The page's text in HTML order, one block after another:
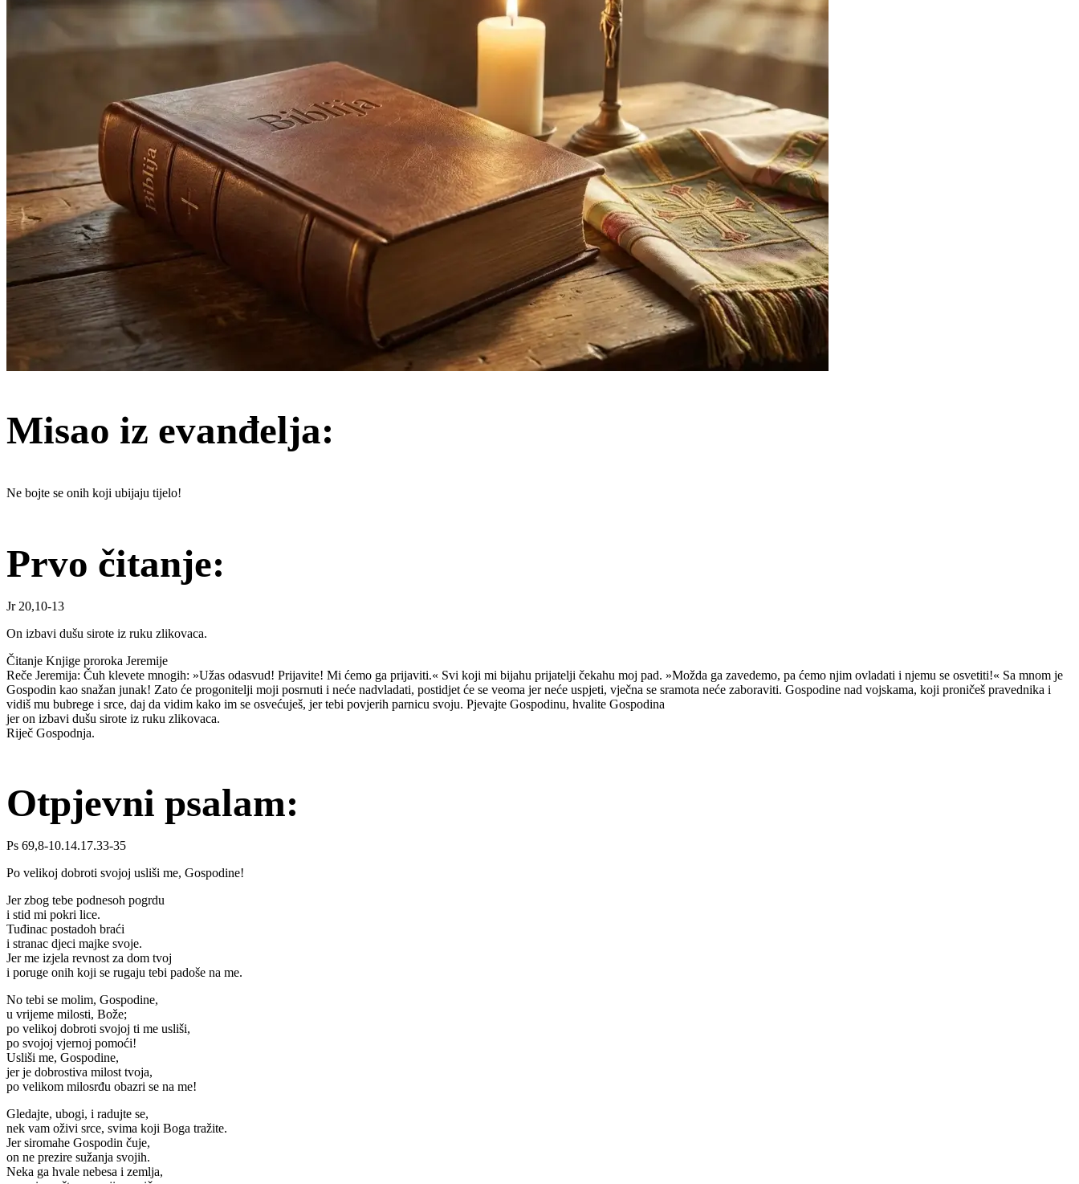
Misao iz evanđelja:
Ne bojte se onih koji ubijaju tijelo!
Prvo čitanje:
Jr 20,10-13
On izbavi dušu sirote iz ruku zlikovaca.
Čitanje Knjige proroka Jeremije
Reče Jeremija: Čuh klevete mnogih: »Užas odasvud! Prijavite! Mi ćemo ga prijaviti.« Svi koji mi bijahu prijatelji čekahu moj pad. »Možda ga zavedemo, pa ćemo njim ovladati i njemu se osvetiti!« Sa mnom je
Gospodin kao snažan junak! Zato će progonitelji moji posrnuti i neće nadvladati, postidjet će se veoma jer neće uspjeti, vječna se sramota neće zaboraviti. Gospodine nad vojskama, koji proničeš pravednika i
vidiš mu bubrege i srce, daj da vidim kako im se osvećuješ, jer tebi povjerih parnicu svoju. Pjevajte Gospodinu, hvalite Gospodina
jer on izbavi dušu sirote iz ruku zlikovaca.
Riječ Gospodnja.
Otpjevni psalam:
Ps 69,8-10.14.17.33-35
Po velikoj dobroti svojoj usliši me, Gospodine!
Jer zbog tebe podnesoh pogrdu
i stid mi pokri lice.
Tuđinac postadoh braći
i stranac djeci majke svoje.
Jer me izjela revnost za dom tvoj
i poruge onih koji se rugaju tebi padoše na me.
No tebi se molim, Gospodine,
u vrijeme milosti, Bože;
po velikoj dobroti svojoj ti me usliši,
po svojoj vjernoj pomoći!
Usliši me, Gospodine,
jer je dobrostiva milost tvoja,
po velikom milosrđu obazri se na me!
Gledajte, ubogi, i radujte se,
nek vam oživi srce, svima koji Boga tražite.
Jer siromahe Gospodin čuje,
on ne prezire sužanja svojih.
Neka ga hvale nebesa i zemlja,